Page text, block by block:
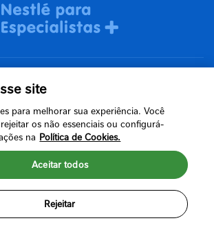
Termos de uso
Política de Privacidade
site
para melhorar sua experiência. Você
os não essenciais ou configurá-
na Política de Cookies.
Rejeitar
Aceitar todos